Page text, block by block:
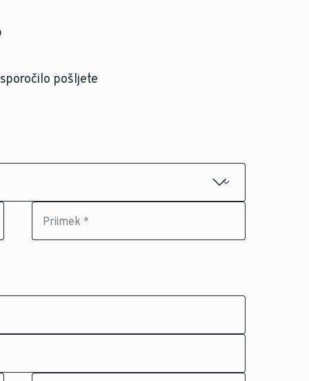
pošljete
Priimek *